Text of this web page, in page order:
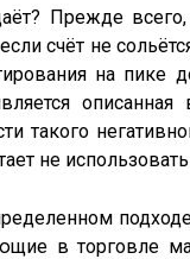
Прежде
счёт не
на пике
такого
не
в торговле